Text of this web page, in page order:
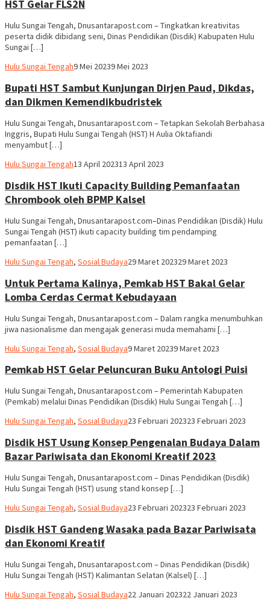
HST Gelar FLS2N
Hulu Sungai Tengah, Dnusantarapost.com – Tingkatkan kreativitas
peserta didik dibidang seni, Dinas Pendidikan (Disdik) Kabupaten Hulu
Sungai […]
Hulu Sungai TengahHariadi
9 Mei 20239 Mei 2023
Bupati HST Sambut Kunjungan Dirjen Paud, Dikdas,
dan Dikmen Kemendikbudristek
Hulu Sungai Tengah, Dnusantarapost.com – Tetapkan Sekolah Berbahasa
Inggris, Bupati Hulu Sungai Tengah (HST) H Aulia Oktafiandi
menyambut […]
Hulu Sungai TengahHariadi
13 April 202313 April 2023
Disdik HST Ikuti Capacity Building Pemanfaatan
Chrombook oleh BPMP Kalsel
Hulu Sungai Tengah, Dnusantarapost.com–Dinas Pendidikan (Disdik) Hulu
Sungai Tengah (HST) ikuti capacity building tim pendamping
pemanfaatan […]
Hulu Sungai Tengah, Sosial BudayaHariadi
29 Maret 202329 Maret 2023
Untuk Pertama Kalinya, Pemkab HST Bakal Gelar
Lomba Cerdas Cermat Kebudayaan
Hulu Sungai Tengah, Dnusantarapost.com – Dalam rangka menumbuhkan
jiwa nasionalisme dan mengajak generasi muda memahami […]
Hulu Sungai Tengah, Sosial BudayaHariadi
9 Maret 20239 Maret 2023
Pemkab HST Gelar Peluncuran Buku Antologi Puisi
Hulu Sungai Tengah, Dnusantarapost.com – Pemerintah Kabupaten
(Pemkab) melalui Dinas Pendidikan (Disdik) Hulu Sungai Tengah […]
Hulu Sungai Tengah, Sosial BudayaHariadi
23 Februari 202323 Februari 2023
Disdik HST Usung Konsep Pengenalan Budaya Dalam
Bazar Pariwisata dan Ekonomi Kreatif 2023
Hulu Sungai Tengah, Dnusantarapost.com – Dinas Pendidikan (Disdik)
Hulu Sungai Tengah (HST) usung stand konsep […]
Hulu Sungai Tengah, Sosial BudayaHariadi
23 Februari 202323 Februari 2023
Disdik HST Gandeng Wasaka pada Bazar Pariwisata
dan Ekonomi Kreatif
Hulu Sungai Tengah, Dnusantarapost.com – Dinas Pendidikan (Disdik)
Hulu Sungai Tengah (HST) Kalimantan Selatan (Kalsel) […]
Hulu Sungai Tengah, Sosial BudayaHariadi
22 Januari 202322 Januari 2023